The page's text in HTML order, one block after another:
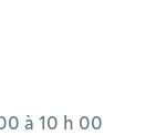
à 10 h 00